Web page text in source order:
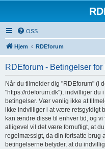
OSS
Hjem RDEforum
RDEforum - Betingelser for
Når du tilmelder dig "RDEforum" (i
"https://rdeforum.dk"), indvilliger
betingelser. Vær venlig ikke at
ikke indvilliger i at være retsgyldigt
kan ændre disse til enhver tid, og
alligevel vil det være fornuftigt, at
regelmæssigt, da din fortsatte brug
betingelserne betyder, at du